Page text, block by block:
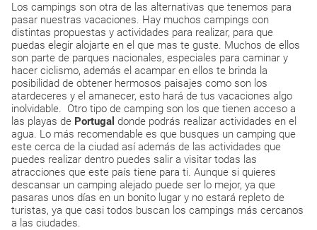
Los campings son otra de las alternativas que tenemos para
pasar nuestras vacaciones. Hay muchos campings con
distintas propuestas y actividades para realizar, para que
puedas elegir alojarte en el que mas te guste. Muchos de ellos
son parte de parques nacionales, especiales para caminar y
hacer ciclismo, además el acampar en ellos te brinda la
posibilidad de obtener hermosos paisajes como son los
atardeceres y el amanecer, esto hará de tus vacaciones algo
inolvidable. Otro tipo de camping son los que tienen acceso a
las playas de Portugal donde podrás realizar actividades en el
agua. Lo más recomendable es que busques un camping que
este cerca de la ciudad así además de las actividades que
puedes realizar dentro puedes salir a visitar todas las
atracciones que este país tiene para ti. Aunque si quieres
descansar un camping alejado puede ser lo mejor, ya que
pasaras unos días en un bonito lugar y no estará repleto de
turistas, ya que casi todos buscan los campings más cercanos
a las ciudades.